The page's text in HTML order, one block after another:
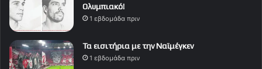
Ολυμπιακό!
1 εβδομάδα πριν
Τα εισιτήρια με την Ναϊμέγκεν
1 εβδομάδα πριν